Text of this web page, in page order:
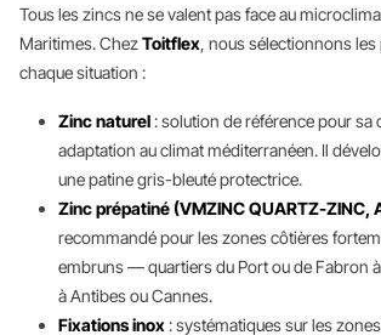
Tous les zincs ne se valent pas face au
Maritimes. ChezToitflex, nous sélectionnons
chaque situation :
Zinc naturel: solution de référence pour sa
adaptation au climat méditerranéen. Il
une patine gris-bleuté protectrice.
Zinc prépatiné (VMZINC QUARTZ-ZINC,
recommandé pour les zones côtières
embruns — quartiers du Port ou de Fabron
à Antibes ou Cannes.
Fixations inox: systématiques sur les